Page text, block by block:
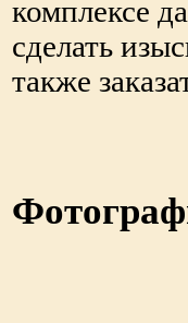
комплексе
сделать
также